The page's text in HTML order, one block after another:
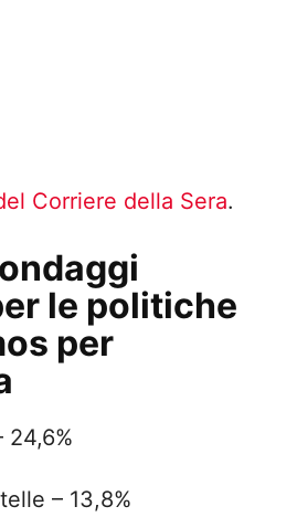
Corriere della Sera.
le politiche
per
24,6%
– 13,8%